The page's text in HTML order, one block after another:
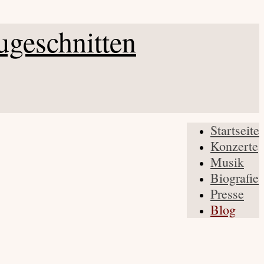
Startseite
Konzerte
Musik
Biografie
Presse
Blog